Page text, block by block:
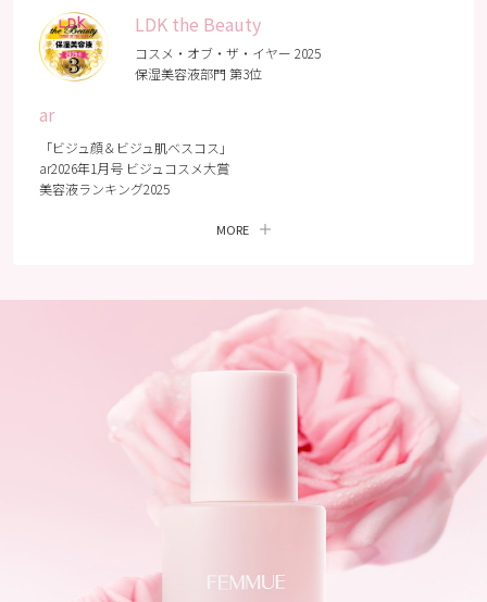
LDK the Beauty
コスメ・オブ・ザ・イヤー 2025
保湿美容液部門 第3位
ar
「ビジュ顔＆ビジュ肌ベスコス」
ar2026年1月号 ビジュコスメ大賞
美容液ランキング2025
MORE